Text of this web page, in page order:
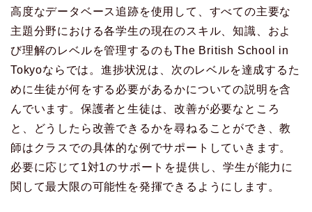
高度なデータベース追跡を使用して、すべての主要な
主題分野における各学生の現在のスキル、知識、およ
び理解のレベルを管理するのもThe British School in
Tokyoならでは。進捗状況は、次のレベルを達成するた
めに生徒が何をする必要があるかについての説明を含
んでいます。保護者と生徒は、改善が必要なところ
と、どうしたら改善できるかを尋ねることができ、教
師はクラスでの具体的な例でサポートしていきます。
必要に応じて1対1のサポートを提供し、学生が能力に
関して最大​​限の可能性を発揮できるようにします。